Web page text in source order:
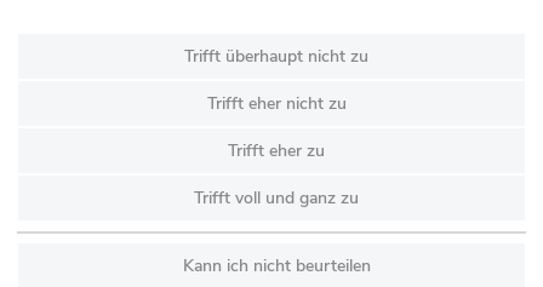
Trifft überhaupt nicht zu
Trifft eher nicht zu
Trifft eher zu
Trifft voll und ganz zu
Kann ich nicht beurteilen